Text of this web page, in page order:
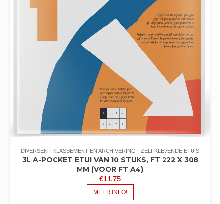
DIVERSEN KLASSEMENT EN ARCHIVERING ZELFKLEVENDE ETUIS
3L A-POCKET ETUI VAN 10 STUKS, FT 222 X 308
MM (VOOR FT A4)
€11,75
MEER INFO!